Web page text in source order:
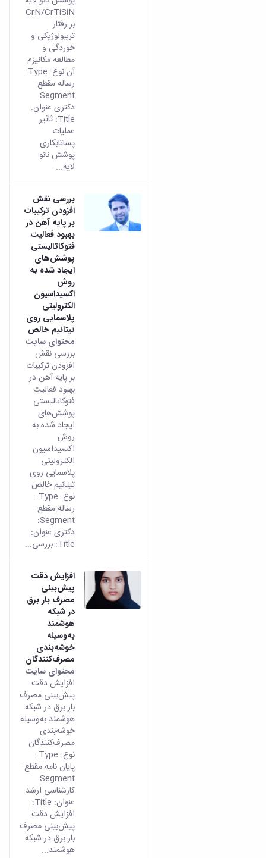
CrN/CrTiSiN
بر رفتار
تریبولوژیکی و
خوردگی و
مطالعه مکانیزم
آن نوع: Type:
رساله مقطع:
Segment:
دکتری عنوان:
Title: ثاثیر
عملیات
پساتابکاری
پوشش نانو
لایه...
بررسی نقش
افزودن ترکیبات
بر پایه آهن در
بهبود فعالیت
فتوکاتالیستی
پوشش‌های
ایجاد شده به
روش
اکسیداسیون
الکترولیتی
پلاسمایی روی
تیتانیم خالص
محتوای سایت
بررسی نقش
افزودن ترکیبات
بر پایه آهن در
بهبود فعالیت
فتوکاتالیستی
پوشش‌های
ایجاد شده به
روش
اکسیداسیون
الکترولیتی
پلاسمایی روی
تیتانیم خالص
نوع: Type:
رساله مقطع:
Segment:
دکتری عنوان:
Title: بررسی...
افزایش دقت
پیش‌بینی
مصرف بار برق
در شبکه
هوشمند
به‌وسیله
خوشه‌بندی
مصرف‌کنندگان
محتوای سایت
افزایش دقت
پیش‌بینی مصرف
بار برق در شبکه
هوشمند به‌وسیله
خوشه‌بندی
مصرف‌کنندگان
نوع: Type:
پایان نامه مقطع:
Segment:
کارشناسی ارشد
عنوان: Title:
افزایش دقت
پیش‌بینی مصرف
بار برق در شبکه
هوشمند...